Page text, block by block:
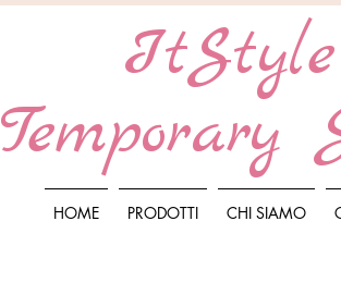
ItStyle
Temporary
HOME PRODOTTI CHI SIAMO